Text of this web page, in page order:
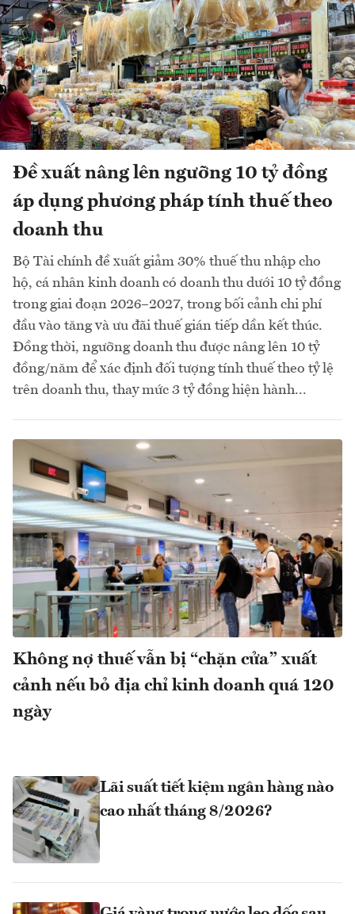
Đề xuất nâng lên ngưỡng 10 tỷ đồng
áp dụng phương pháp tính thuế theo
doanh thu
Bộ Tài chính đề xuất giảm 30% thuế thu nhập cho
hộ, cá nhân kinh doanh có doanh thu dưới 10 tỷ đồng
trong giai đoạn 2026–2027, trong bối cảnh chi phí
đầu vào tăng và ưu đãi thuế gián tiếp dần kết thúc.
Đồng thời, ngưỡng doanh thu được nâng lên 10 tỷ
đồng/năm để xác định đối tượng tính thuế theo tỷ lệ
trên doanh thu, thay mức 3 tỷ đồng hiện hành...
Không nợ thuế vẫn bị “chặn cửa” xuất
cảnh nếu bỏ địa chỉ kinh doanh quá 120
ngày
Lãi suất tiết kiệm ngân hàng nào
cao nhất tháng 8/2026?